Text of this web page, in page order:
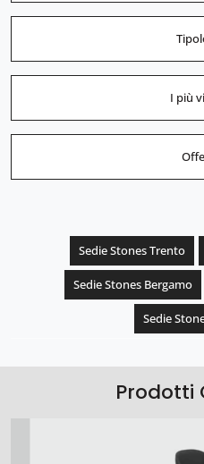
I più
Sedie Stones Trento
Sedie Stones Bergamo
Sedie
Prodotti